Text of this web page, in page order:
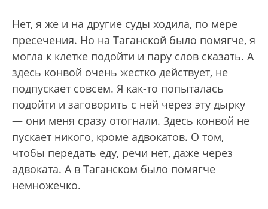
Нет, я же и на другие суды ходила, по мере
пресечения. Но на Таганской было помягче, я
могла к клетке подойти и пару слов сказать. А
здесь конвой очень жестко действует, не
подпускает совсем. Я как-то попыталась
подойти и заговорить с ней через эту дырку
— они меня сразу отогнали. Здесь конвой не
пускает никого, кроме адвокатов. О том,
чтобы передать еду, речи нет, даже через
адвоката. А в Таганском было помягче
немножечко.